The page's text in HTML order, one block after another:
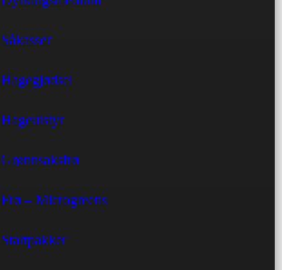
Såkasser
Hagegjødsel
Hageutstyr
Grønnsaksfrø
Frø – Microgreens
Startpakker